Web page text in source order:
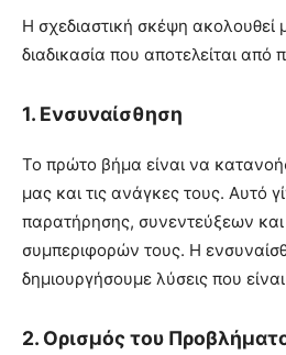
Η σχεδιαστική σκέψη ακολουθεί
διαδικασία που αποτελείται από
1. Ενσυναίσθηση
Το πρώτο βήμα είναι να
μας και τις ανάγκες τους. Αυτό
παρατήρησης, συνεντεύξεων
συμπεριφορών τους. Η
δημιουργήσουμε λύσεις που είναι
2. Ορισμός του